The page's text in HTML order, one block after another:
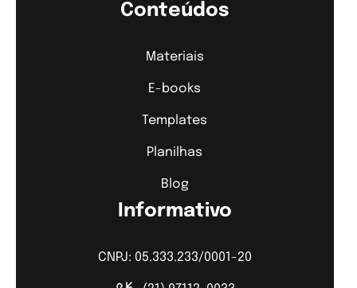
Conteúdos
Materiais
E-books
Templates
Planilhas
Blog
Informativo
CNPJ: 05.333.233/0001-20